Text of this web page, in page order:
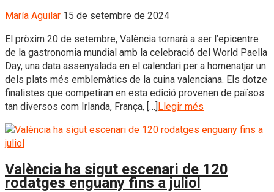
María Aguilar 15 de setembre de 2024
El pròxim 20 de setembre, València tornarà a ser l’epicentre
de la gastronomia mundial amb la celebració del World Paella
Day, una data assenyalada en el calendari per a homenatjar un
dels plats més emblemàtics de la cuina valenciana. Els dotze
finalistes que competiran en esta edició provenen de països
tan diversos com Irlanda, França, […]Llegir més
València ha sigut escenari de 120
rodatges enguany fins a juliol